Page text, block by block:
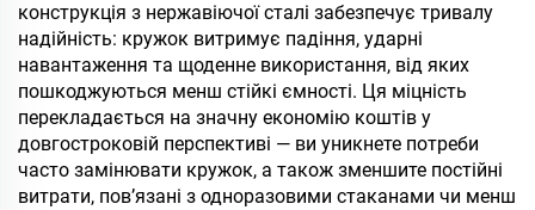
конструкція з нержавіючої сталі забезпечує тривалу
надійність: кружок витримує падіння, ударні
навантаження та щоденне використання, від яких
пошкоджуються менш стійкі ємності. Ця міцність
перекладається на значну економію коштів у
довгостроковій перспективі — ви уникнете потреби
часто замінювати кружок, а також зменшите постійні
витрати, пов’язані з одноразовими стаканами чи менш